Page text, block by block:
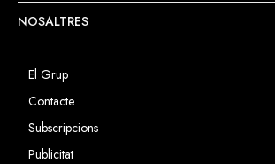
NOSALTRES
El Grup
Contacte
Subscripcions
Publicitat